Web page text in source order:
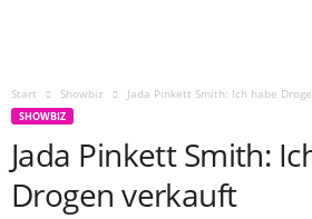
Start Showbiz Jada Pinkett Smith: Ich habe
SHOWBIZ
Jada Pinkett Smith:
Drogen verkauft